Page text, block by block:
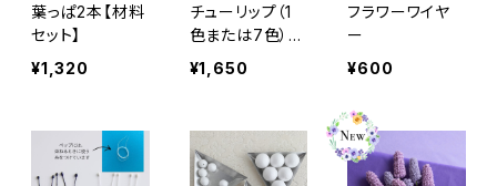
葉っぱ2本【材料
セット】
¥1,320
チューリップ（1
色または7色）
【材料セット】
¥1,650
フラワーワイヤ
ー
¥600